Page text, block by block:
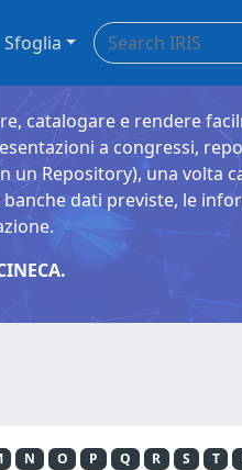
Sfoglia
catalogare e rendere
a congressi,
un Repository), una volta
dati previste, le
N O P Q R S T